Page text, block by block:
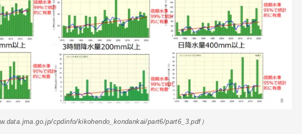
cpdinfo/kikohendo_kondankai/part6/part6_3.pdf）